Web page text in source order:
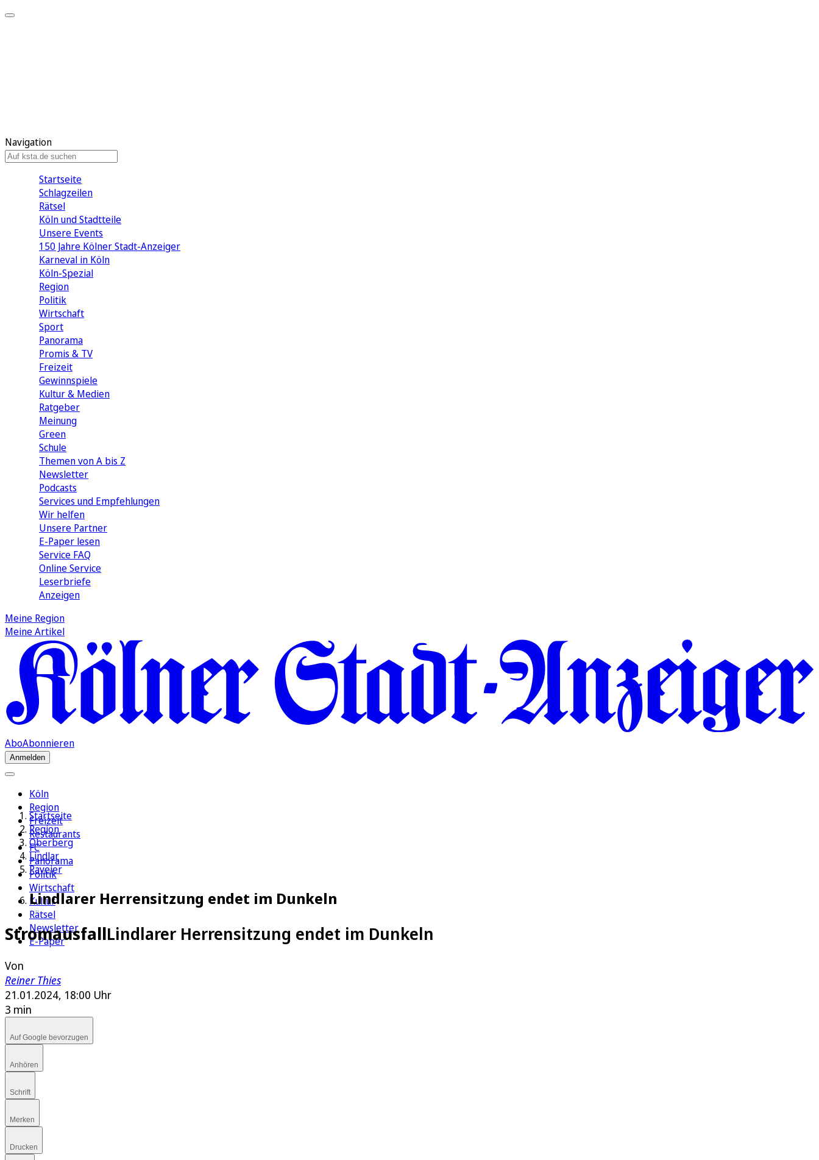
Navigation
Startseite
Schlagzeilen
Rätsel
Köln und Stadtteile
Unsere Events
150 Jahre Kölner Stadt-Anzeiger
Karneval in Köln
Köln-Spezial
Region
Politik
Wirtschaft
Sport
Panorama
Promis & TV
Freizeit
Gewinnspiele
Kultur & Medien
Ratgeber
Meinung
Green
Schule
Themen von A bis Z
Newsletter
Podcasts
Services und Empfehlungen
Wir helfen
Unsere Partner
E-Paper lesen
Service FAQ
Online Service
Leserbriefe
Anzeigen
Meine Region
Meine Artikel
AboAbonnieren
Anmelden
Köln
Region
Freizeit
Restaurants
FC
Panorama
Politik
Wirtschaft
Kultur
Rätsel
Newsletter
E-Paper
Startseite
Region
Oberberg
Lindlar
Paveier
Lindlarer Herrensitzung endet im Dunkeln
StromausfallLindlarer Herrensitzung endet im Dunkeln
Von
Reiner Thies
21.01.2024, 18:00 Uhr
3 min
Auf Google bevorzugen
Anhören
Schrift
Merken
Drucken